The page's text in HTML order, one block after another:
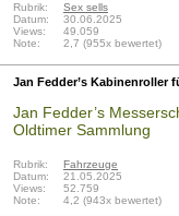
Rubrik:
Sex sells
Datum:
30.06.2025
Views:
49.059
Note:
2,7 (955x bewertet)
Jan Fedder’s Kabinenroller
Jan Fedder’s
Oldtimer Sammlung
Rubrik:
Fahrzeuge
Datum:
21.05.2025
Views:
52.759
Note:
4,2 (943x bewertet)